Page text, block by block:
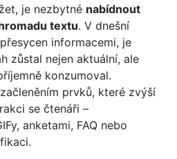
je nezbytné nabídnout
textu. V dnešní
informacemi, je
zůstal nejen aktuální, ale
konzumoval.
prvků, které zvýší
se čtenáři –
anketami, FAQ nebo